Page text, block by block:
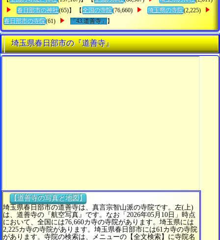
春日部市の神社(65)】 【 全国の寺院(76,660) 埼玉県の寺院(2,225)
春日部市の寺院(61) 「43.道善寺」 】
埼玉県春日部市の『道善寺』
【道善寺の写真と地図】
埼玉県春日部市の道善寺は、真言宗智山派の寺院です。左(上)
は、道善寺の『航空写真』です。なお「2026年05月10日」時点
において、全国には76,660カ寺の寺院があります。埼玉県には
2,225カ寺の寺院があります。埼玉県春日部市には61カ寺の寺院
があります。寺院の検索は、メニューの【全文検索】に寺院名